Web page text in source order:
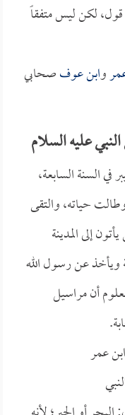
قول، لكن ليس متفقاً
وابن عوفصحابي
عليه السلام
في السنة السابعة،
حياته، والتقى
إلى المدينة
عن رسول الله
أن مراسيل
عمر